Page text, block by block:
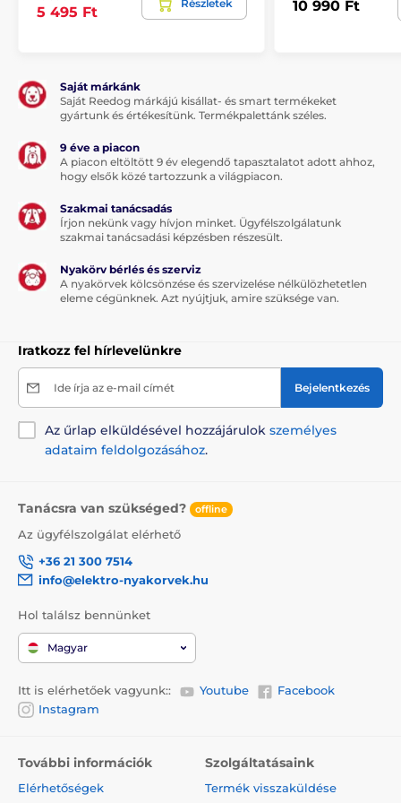
1 x Reedog Senza automata zsinóros póráz
Megjegyzés: A kép csak illusztráció.
A műszaki specifikációk előzetes értesítés nélkül
Táplálék és felszerelés Kutyasétáltatás
Zsinóros Kistestű kutyáknak
5 495 Ft
Részletek 10 990 Ft
Saját márkánk
Saját Reedog márkájú kisállat- és smart termékeket
gyártunk és értékesítünk. Termékpalettánk széles.
9 éve a piacon
A piacon eltöltött 9 év elegendő tapasztalatot adott ahhoz,
hogy elsők közé tartozzunk a világpiacon.
Szakmai tanácsadás
Írjon nekünk vagy hívjon minket. Ügyfélszolgálatunk
szakmai tanácsadási képzésben részesült.
Nyakörv bérlés és szerviz
A nyakörvek kölcsönzése és szervizelése nélkülözhetetlen
eleme cégünknek. Azt nyújtjuk, amire szüksége van.
Iratkozz fel hírlevelünkre
Ide írja az e-mail címét Bejelentkezés
Az űrlap elküldésével hozzájárulok személyes
adataim feldolgozásához.
Tanácsra van szükséged? offline
Az ügyfélszolgálat elérhető
+36 21 300 7514
info@elektro-nyakorvek.hu
Hol találsz bennünket
Magyar
Itt is elérhetőek vagyunk:: Youtube
Facebook
Instagram
További információk
Elérhetőségek
Szolgáltatásaink
Termék visszaküldése